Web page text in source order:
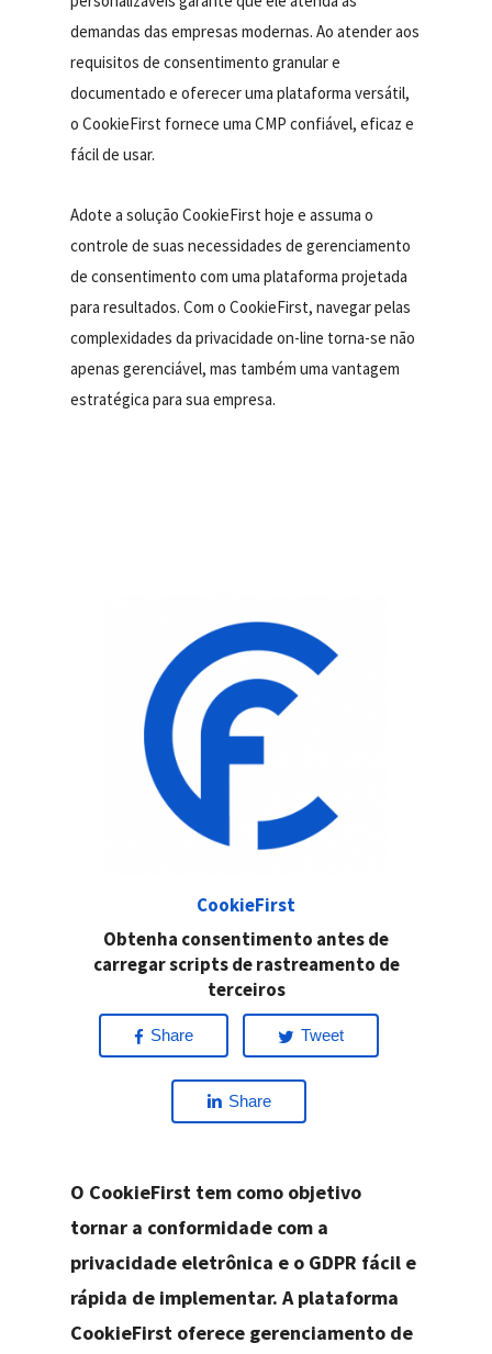
demandas das empresas modernas. Ao atender aos
requisitos de consentimento granular e
documentado e oferecer uma plataforma versátil,
o CookieFirst fornece uma CMP confiável, eficaz e
fácil de usar.
Adote a solução CookieFirst hoje e assuma o
controle de suas necessidades de gerenciamento
de consentimento com uma plataforma projetada
para resultados. Com o CookieFirst, navegar pelas
complexidades da privacidade on-line torna-se não
apenas gerenciável, mas também uma vantagem
estratégica para sua empresa.
CookieFirst
Obtenha consentimento antes de
carregar scripts de rastreamento de
terceiros
Share Tweet
Share
O CookieFirst tem como objetivo
tornar a conformidade com a
privacidade eletrônica e o GDPR fácil e
rápida de implementar. A plataforma
CookieFirst oferece gerenciamento de